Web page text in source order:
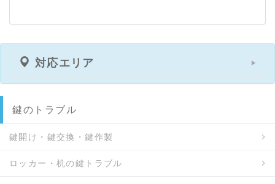
対応エリア
鍵のトラブル
鍵開け・鍵交換・鍵作製
ロッカー・机の鍵トラブル